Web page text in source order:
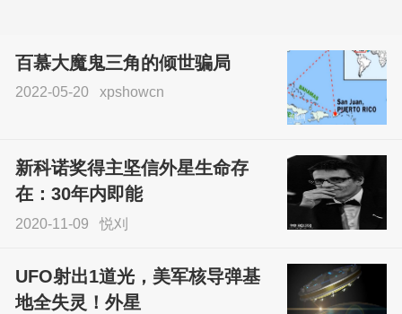
sskfn
百慕大魔鬼三角的倾世骗局
2022-05-20 xpshowcn
新科诺奖得主坚信外星生命存
在：30年内即能
2020-11-09 悦刈
UFO射出1道光，美军核导弹基
地全失灵！外星